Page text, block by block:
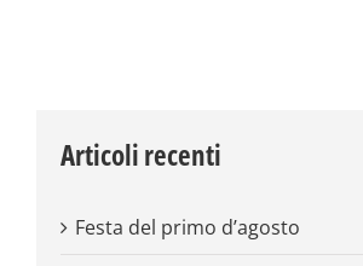
Articoli recenti
Festa del primo d’agosto